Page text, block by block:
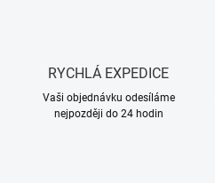
RYCHLÁ EXPEDICE
Vaši objednávku odesíláme
nejpozději do 24 hodin